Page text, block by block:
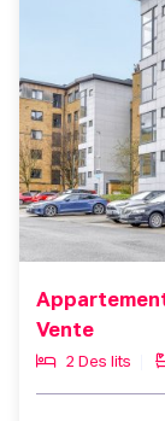
Vente
2 Des lits